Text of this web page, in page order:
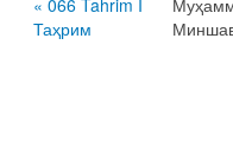
« 066 Tahrim I
Таҳрим